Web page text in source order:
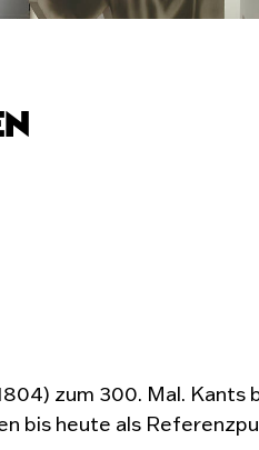
zum 300. Mal.
bis heute als